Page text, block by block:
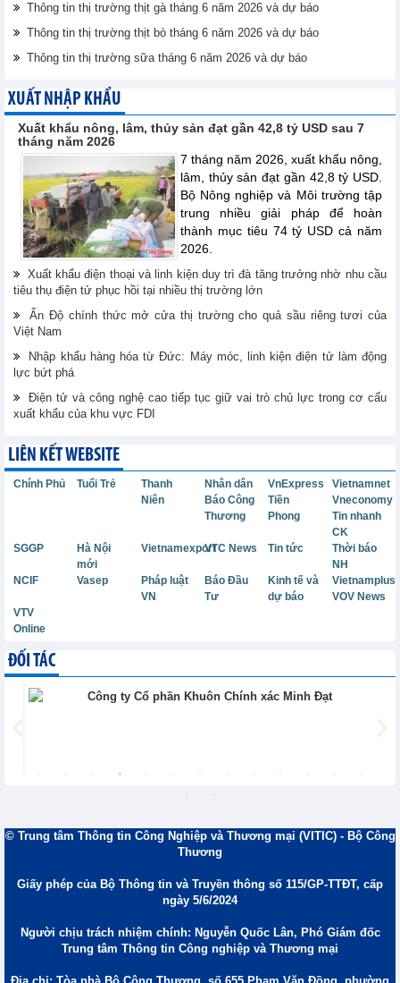
Thông tin thị trường thịt gà tháng 6 năm 2026 và dự báo
Thông tin thị trường thịt bò tháng 6 năm 2026 và dự báo
Thông tin thị trường sữa tháng 6 năm 2026 và dự báo
XUẤT NHẬP KHẨU
Xuất khẩu nông, lâm, thủy sản đạt gần 42,8 tỷ USD sau 7
tháng năm 2026
7 tháng năm 2026, xuất khẩu nông,
lâm, thủy sản đạt gần 42,8 tỷ USD.
Bộ Nông nghiệp và Môi trường tập
trung nhiều giải pháp để hoàn
thành mục tiêu 74 tỷ USD cả năm
2026.
Xuất khẩu điện thoại và linh kiện duy trì đà tăng trưởng nhờ nhu cầu
tiêu thụ điện tử phục hồi tại nhiều thị trường lớn
Ấn Độ chính thức mở cửa thị trường cho quả sầu riêng tươi của
Việt Nam
Nhập khẩu hàng hóa từ Đức: Máy móc, linh kiện điện tử làm động
lực bứt phá
Điện tử và công nghệ cao tiếp tục giữ vai trò chủ lực trong cơ cấu
xuất khẩu của khu vực FDI
LIÊN KẾT WEBSITE
Chính Phủ Tuổi Trẻ
Thanh
Niên
Nhân dân VnExpress
Vietnamnet
Báo Công
Thương
Tiền
Phong
Vneconomy
Tin nhanh
CK
SGGP
Hà Nội
mới
VietnamexportVTC News Tin tức
Thời báo
NH
NCIF
Vasep
Pháp luật
VN
Báo Đầu
Tư
Kinh tế và
dự báo
Vietnamplus
VOV News
VTV
Online
ĐỐI TÁC
© Trung tâm Thông tin Công Nghiệp và Thương mại (VITIC) - Bộ Công
Thương
Giấy phép của Bộ Thông tin và Truyền thông số 115/GP-TTĐT, cấp
ngày 5/6/2024
Người chịu trách nhiệm chính: Nguyễn Quốc Lân, Phó Giám đốc
Trung tâm Thông tin Công nghiệp và Thương mại